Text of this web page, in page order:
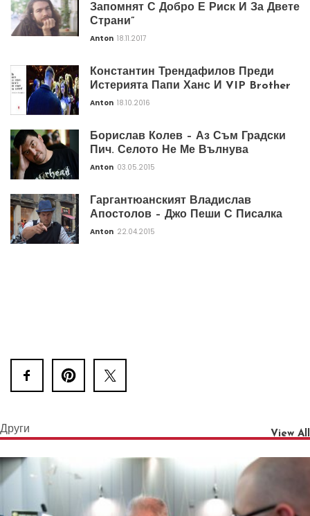
Запомнят С Добро Е Риск И За Двете
Страни”
Anton 18.11.2017
Константин Трендафилов Преди
Истерията Папи Ханс И VIP Brother
Anton 18.10.2016
Борислав Колев – Аз Съм Градски
Пич. Селото Не Ме Вълнува
Anton 03.05.2015
Гаргантюанският Владислав
Апостолов – Джо Пеши С Писалка
Anton 22.04.2015
Други View All